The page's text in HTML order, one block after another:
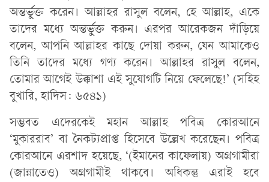
অন্তর্ভুক্ত করেন। আল্লাহর রাসুল বলেন, হে আল্লাহ, একে
তাদের মধ্যে অন্তর্ভুক্ত করুন। এরপর আরেকজন দাঁড়িয়ে
বলেন, আপনি আল্লাহর কাছে দোয়া করুন, যেন আমাকেও
তিনি তাদের মধ্যে গণ্য করেন। আল্লাহর রাসুল বলেন,
তোমার আগেই উক্কাশা এই সুযোগটি নিয়ে ফেলেছে!’ (সহিহ
বুখারি, হাদিস: ৬৫৪১)
সম্ভবত এদেরকেই মহান আল্লাহ পবিত্র কোরআনে
‘মুকাররাব’ বা নৈকট্যপ্রাপ্ত হিসেবে উল্লেখ করেছেন। পবিত্র
কোরআনে এরশাদ হয়েছে, ‘(ইমানের কাফেলায়) অগ্রগামীরা
(জান্নাতেও) অগ্রগামীই থাকবে। অধিকন্তু এরাই হবে